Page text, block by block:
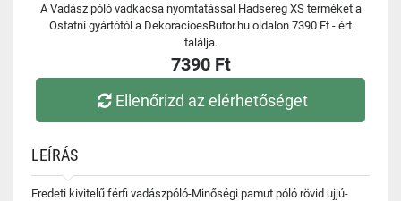
A Vadász póló vadkacsa nyomtatással Hadsereg XS terméket a
Ostatní gyártótól a DekoracioesButor.hu oldalon 7390 Ft - ért
találja.
7390 Ft
Ellenőrizd az elérhetőséget
LEÍRÁS
Eredeti kivitelű férfi vadászpóló-Minőségi pamut póló rövid ujjú-